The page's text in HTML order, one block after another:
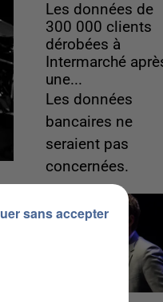
Les données de
300 000 clients
dérobées à
Intermarché
une...
Les données
bancaires ne
seraient pas
concernées.
sans accepter